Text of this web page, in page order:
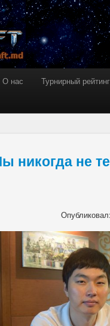
О нас Турнирный рейтинг
никогда не